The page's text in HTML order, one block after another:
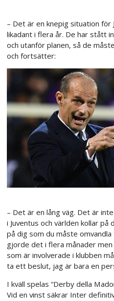
– Det är en knepig situation för
likadant i flera år. De har stått
och utanför planen, så de
och fortsätter:
– Det är en lång väg. Det är
i Juventus och världen kollar
på dig som du måste
gjorde det i flera månader
som är involverade i klubben
ta ett beslut, jag är bara en
I kväll spelas “Derby della
Vid en vinst säkrar Inter